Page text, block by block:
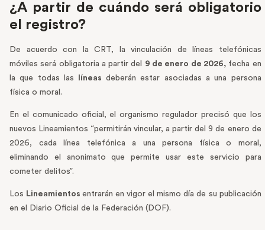
¿A partir de cuándo será obligatorio
el registro?
De acuerdo con la CRT, la vinculación de líneas telefónicas
móviles será obligatoria a partir del 9 de enero de 2026, fecha en
la que todas las
líneas deberán estar asociadas a una persona
física o moral.
En el comunicado oficial, el organismo regulador precisó que los
nuevos Lineamientos “permitirán vincular, a partir del 9 de enero de
2026, cada línea telefónica a una persona física o moral,
eliminando el anonimato que permite usar este servicio para
cometer delitos”.
Los Lineamientosentrarán en vigor el mismo día de su publicación
en el Diario Oficial de la Federación (DOF).